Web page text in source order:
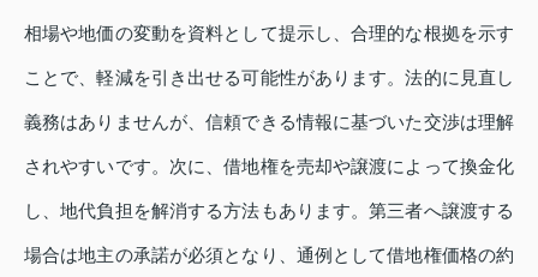
相場や地価の変動を資料として提示し、合理的な根拠を示す
ことで、軽減を引き出せる可能性があります。法的に見直し
義務はありませんが、信頼できる情報に基づいた交渉は理解
されやすいです。次に、借地権を売却や譲渡によって換金化
し、地代負担を解消する方法もあります。第三者へ譲渡する
場合は地主の承諾が必須となり、通例として借地権価格の約